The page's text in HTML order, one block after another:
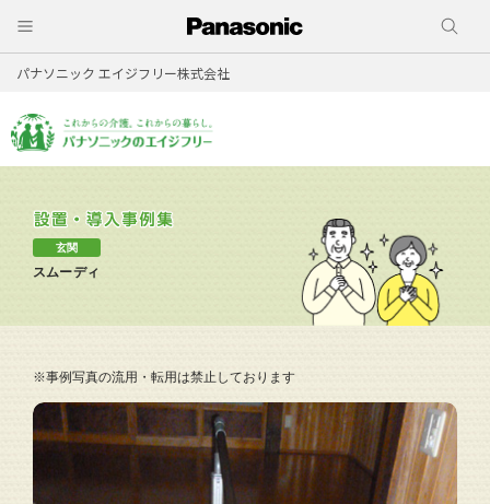
パナソニック エイジフリー株式会社
玄関
スムーディ
※事例写真の流用・転用は禁止しております